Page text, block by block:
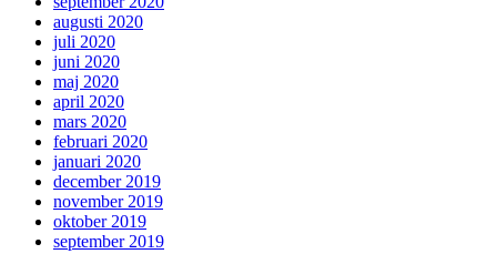
augusti 2020
juli 2020
juni 2020
maj 2020
april 2020
mars 2020
februari 2020
januari 2020
december 2019
november 2019
oktober 2019
september 2019